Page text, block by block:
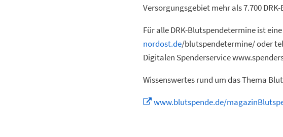
Versorgungsgebiet mehr als 7.700
Für alle DRK-Blutspendetermine ist
nordost.de/blutspendetermine/ oder
Digitalen Spenderservice
Wissenswertes rund um das Thema
www.blutspende.de/